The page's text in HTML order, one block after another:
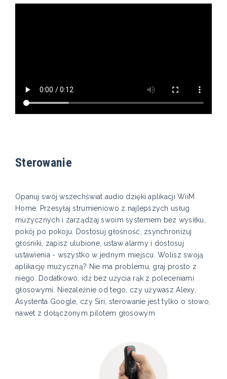
Sterowanie
Opanuj swój wszechświat audio dzięki aplikacji WiiM
Home. Przesyłaj strumieniowo z najlepszych usług
muzycznych i zarządzaj swoim systemem bez wysiłku,
pokój po pokoju. Dostosuj głośność, zsynchronizuj
głośniki, zapisz ulubione, ustaw alarmy i dostosuj
ustawienia - wszystko w jednym miejscu. Wolisz swoją
aplikację muzyczną? Nie ma problemu, graj prosto z
niego. Dodatkowo, idź bez użycia rąk z poleceniami
głosowymi. Niezależnie od tego, czy używasz Alexy,
Asystenta Google, czy Siri, sterowanie jest tylko o słowo,
nawet z dołączonym pilotem głosowym